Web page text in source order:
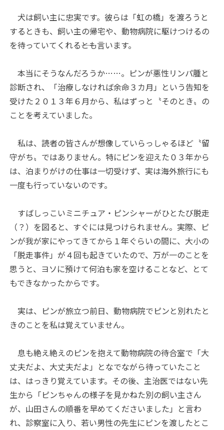
犬は飼い主に忠実です。彼らは「虹の橋」を渡ろうと
するときも、飼い主の帰宅や、動物病院に駆けつけるの
を待っていてくれる――とも言います。
本当にそうなんだろうか……。ピンが悪性リンパ腫と
診断され、「治療しなければ余命３カ月」という告知を
受けた２０１３年６月から、私はずっと〝そのとき〟の
ことを考えていました。
私は、読者の皆さんが想像していらっしゃるほど〝留
守がち〟ではありません。特にピンを迎えた０３年から
は、泊まりがけの仕事は一切受けず、実は海外旅行にも
一度も行っていないのです。
すばしっこいミニチュア・ピンシャーがひとたび脱走
（？）を図ると、すぐには見つけられません。実際、ピ
ンが我が家にやってきてから１年ぐらいの間に、大小の
「脱走事件」が４回も起きていたので、万が一のことを
思うと、ヨソに預けて何泊も家を空けることなど、とて
もできなかったからです。
実は、ピンが旅立つ前日、動物病院でピンと別れたと
きのことを私は覚えていません。
息も絶え絶えのピンを抱えて動物病院の待合室で「大
丈夫だよ、大丈夫だよ」となでながら待っていたこと
は、はっきり覚えています。その後、主治医ではない先
生から「ピンちゃんの様子を見かねた別の飼い主さん
が、山田さんの順番を早めてくださいました」と言わ
れ、診察室に入り、若い男性の先生にピンを渡したとこ